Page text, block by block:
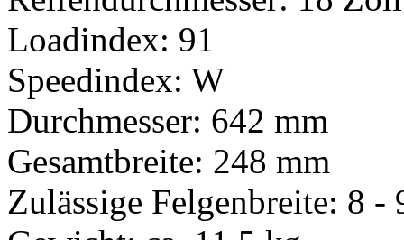
Loadindex: 91
Speedindex: W
Durchmesser: 642 mm
Gesamtbreite: 248 mm
Zulässige Felgenbreite: 8 -